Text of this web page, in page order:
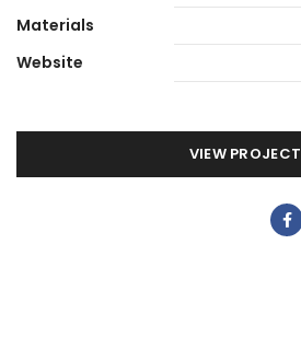
Materials
Website
VIEW PROJECT